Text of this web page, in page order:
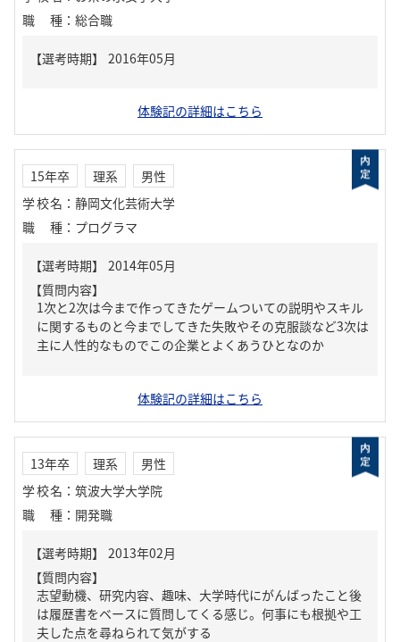
職種 ： 総合職
体験記の詳細はこちら
15年卒 理系
男性
学校名 ： 静岡文化芸術大学
職種 ： プログラマ
【質問内容】
1次と2次は今まで作ってきたゲームついての説明やスキル
に関するものと今までしてきた失敗やその克服談など3次は
主に人性的なものでこの企業とよくあうひとなのか
体験記の詳細はこちら
13年卒 理系
男性
学校名 ： 筑波大学大学院
職種 ： 開発職
【質問内容】
志望動機、研究内容、趣味、大学時代にがんばったこと後
は履歴書をベースに質問してくる感じ。何事にも根拠や工
夫した点を尋ねられて気がする